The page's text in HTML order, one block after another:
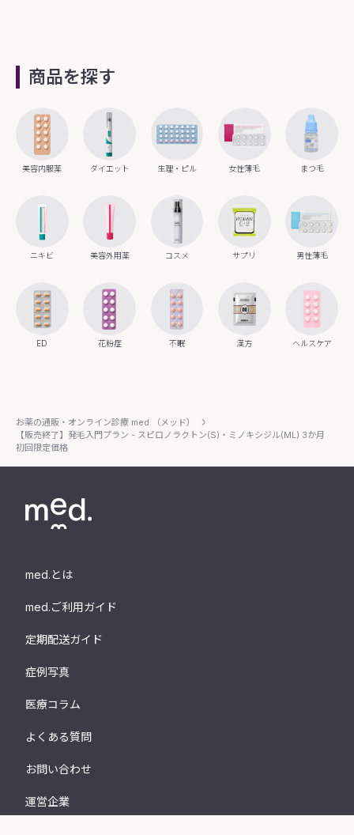
商品を探す
美容内服薬 ダイエット 生理・ピル 女性薄毛 まつ毛
ニキビ 美容外用薬 コスメ サプリ 男性薄毛
ED 花粉症 不眠 漢方 ヘルスケア
お薬の通販・オンライン診療 med.（メッド）
【販売終了】発毛入門プラン - スピロノラクトン(S)・ミノキシジル(ML) 3か月
初回限定価格
med.とは
med.ご利用ガイド
定期配送ガイド
症例写真
医療コラム
よくある質問
お問い合わせ
運営企業